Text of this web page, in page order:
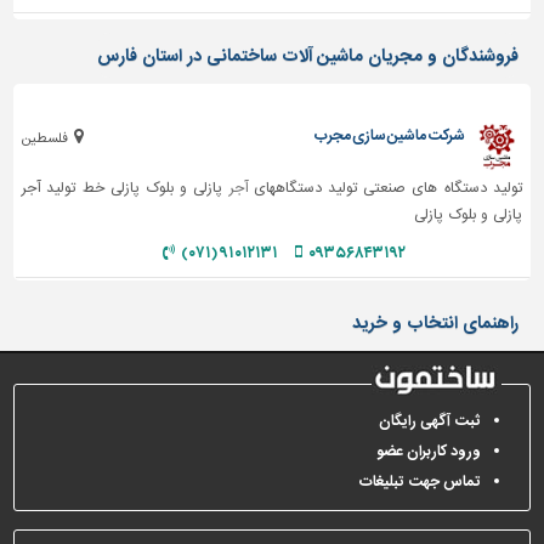
ساختمان
ترافیک
سازه
سایر
فروشندگان و مجریان ماشین آلات ساختمانی در استان فارس
فلسطین شرکت ماشین سازی مجرب
تولید دستگاه های صنعتی تولید دستگاههایآجر پازلی و بلوک پازلی خط تولید آجر
پازلی و بلوک پازلی
۰۹۳۵۶۸۴۳۱۹۲ ۹۱۰۱۲۱۳۱ (۰۷۱)
راهنمای انتخاب و خرید
ثبت آگهی رایگان
ورود کاربران عضو
تماس جهت تبلیغات